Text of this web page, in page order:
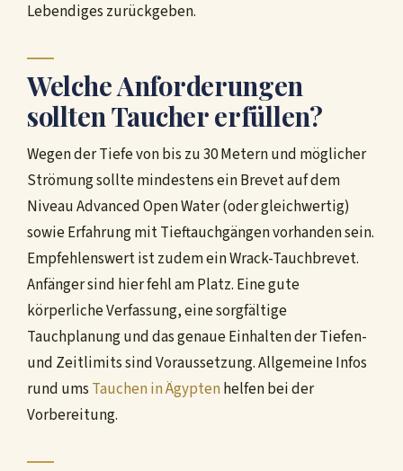
Lebendiges zurückgeben.
Welche Anforderungen
sollten Taucher erfüllen?
Wegen der Tiefe von bis zu 30 Metern und möglicher
Strömung sollte mindestens ein Brevet auf dem
Niveau Advanced Open Water (oder gleichwertig)
sowie Erfahrung mit Tieftauchgängen vorhanden sein.
Empfehlenswert ist zudem ein Wrack-Tauchbrevet.
Anfänger sind hier fehl am Platz. Eine gute
körperliche Verfassung, eine sorgfältige
Tauchplanung und das genaue Einhalten der Tiefen-
und Zeitlimits sind Voraussetzung. Allgemeine Infos
rund ums Tauchen in Ägyptenhelfen bei der
Vorbereitung.